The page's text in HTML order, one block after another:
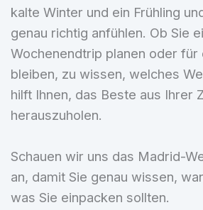
kalte Winter und ein Frühling
genau richtig anfühlen. Ob Sie
Wochenendtrip planen oder für
bleiben, zu wissen, welches
hilft Ihnen, das Beste aus Ihrer
herauszuholen.
Schauen wir uns das Madrid-
an, damit Sie genau wissen,
was Sie einpacken sollten.